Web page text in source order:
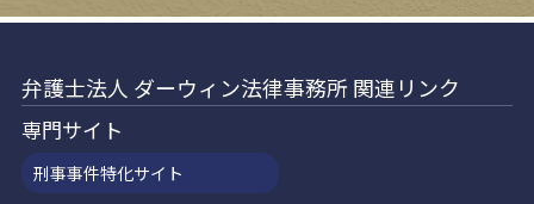
弁護士法人 ダーウィン法律事務所 関連リンク
専門サイト
刑事事件特化サイト